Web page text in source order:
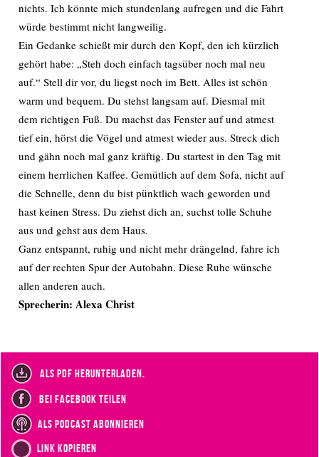
nichts. Ich könnte mich stundenlang aufregen und die Fahrt
würde bestimmt nicht langweilig.
Ein Gedanke schießt mir durch den Kopf, den ich kürzlich
gehört habe: „Steh doch einfach tagsüber noch mal neu
auf.“ Stell dir vor, du liegst noch im Bett. Alles ist schön
warm und bequem. Du stehst langsam auf. Diesmal mit
dem richtigen Fuß. Du machst das Fenster auf und atmest
tief ein, hörst die Vögel und atmest wieder aus. Streck dich
und gähn noch mal ganz kräftig. Du startest in den Tag mit
einem herrlichen Kaffee. Gemütlich auf dem Sofa, nicht auf
die Schnelle, denn du bist pünktlich wach geworden und
hast keinen Stress. Du ziehst dich an, suchst tolle Schuhe
aus und gehst aus dem Haus.
Ganz entspannt, ruhig und nicht mehr drängelnd, fahre ich
auf der rechten Spur der Autobahn. Diese Ruhe wünsche
allen anderen auch.
Sprecherin: Alexa Christ
als PDF herunterladen.
bei Facebook teilen
als Podcast abonnieren
Link kopieren